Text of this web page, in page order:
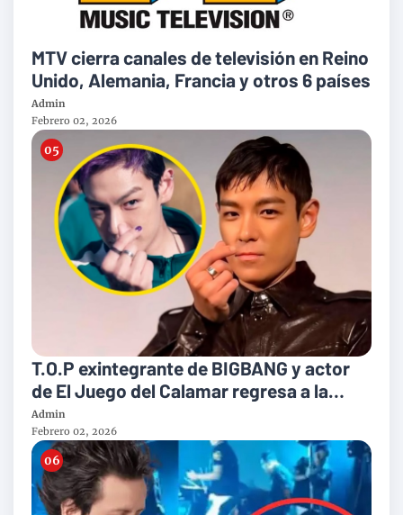
MTV cierra canales de televisión en Reino
Unido, Alemania, Francia y otros 6 países
Admin
Febrero 02, 2026
T.O.P exintegrante de BIGBANG y actor
de El Juego del Calamar regresa a la
musica con nuevo album
Admin
Febrero 02, 2026